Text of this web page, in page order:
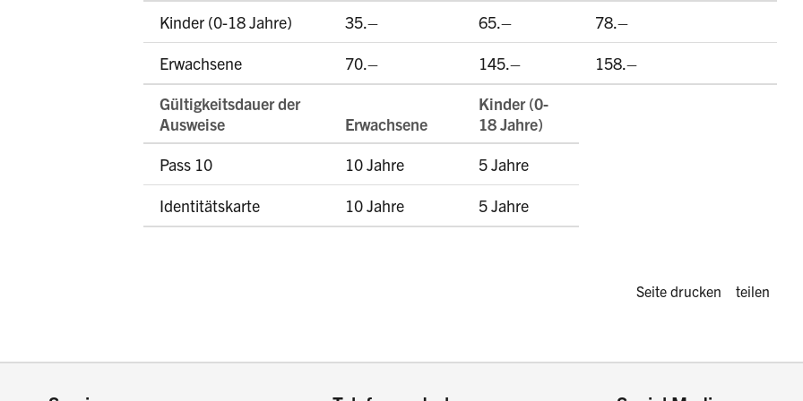
Kinder (0-18 Jahre)
35.– 65.–
78.–
Erwachsene
70.– 145.–
158.–
Gültigkeitsdauer der
Ausweise
Erwachsene
Kinder (0-
18 Jahre)
Pass 10
10 Jahre
5 Jahre
Identitätskarte
10 Jahre 5 Jahre
Diese Seite
Seite drucken teilen